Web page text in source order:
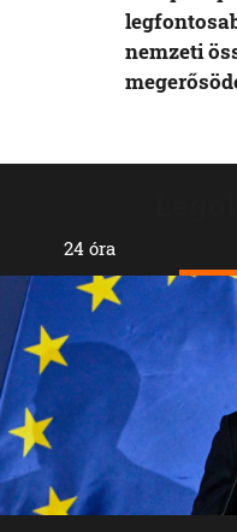
24 óra
nemzeti